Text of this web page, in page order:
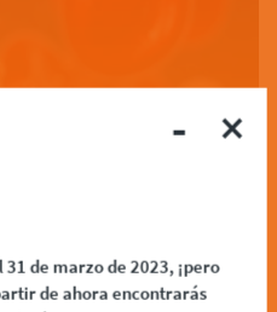
More
- ×
de marzo de 2023, ¡pero
de ahora encontrarás